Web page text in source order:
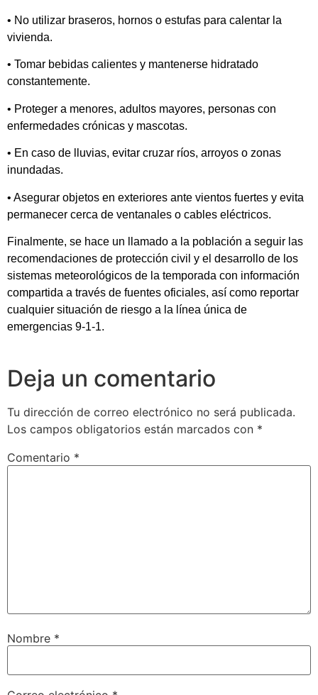
• No utilizar braseros, hornos o estufas para calentar la
vivienda.
• Tomar bebidas calientes y mantenerse hidratado
constantemente.
• Proteger a menores, adultos mayores, personas con
enfermedades crónicas y mascotas.
• En caso de lluvias, evitar cruzar ríos, arroyos o zonas
inundadas.
• Asegurar objetos en exteriores ante vientos fuertes y evita
permanecer cerca de ventanales o cables eléctricos.
Finalmente, se hace un llamado a la población a seguir las
recomendaciones de protección civil y el desarrollo de los
sistemas meteorológicos de la temporada con información
compartida a través de fuentes oficiales, así como reportar
cualquier situación de riesgo a la línea única de
emergencias 9-1-1.
Deja un comentario
Tu dirección de correo electrónico no será publicada.
Los campos obligatorios están marcados con *
Comentario *
Nombre *